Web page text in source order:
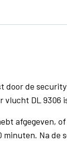
door de
vlucht DL 9306
afgegeven,
Na